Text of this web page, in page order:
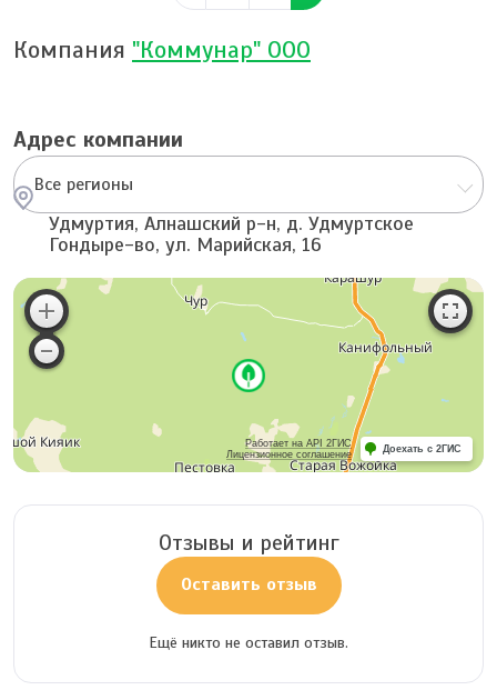
Компания "Коммунар" ООО
Адрес компании
Все регионы
Удмуртия, Алнашский р-н, д. Удмуртское
Гондыре-во, ул. Марийская, 16
Работает на API 2ГИС
Лицензионное соглашение
Доехать с 2ГИС
Отзывы и рейтинг
Оставить отзыв
Ещё никто не оставил отзыв.